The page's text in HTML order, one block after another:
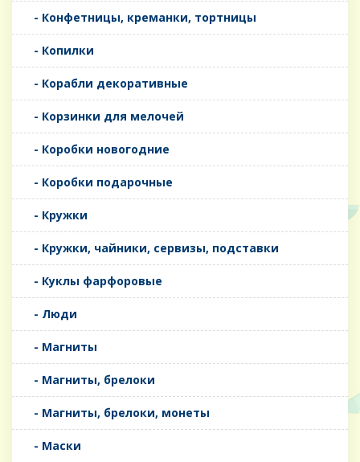
- Конфетницы, креманки, тортницы
- Копилки
- Корабли декоративные
- Корзинки для мелочей
- Коробки новогодние
- Коробки подарочные
- Кружки
- Кружки, чайники, сервизы, подставки
- Куклы фарфоровые
- Люди
- Магниты
- Магниты, брелоки
- Магниты, брелоки, монеты
- Маски